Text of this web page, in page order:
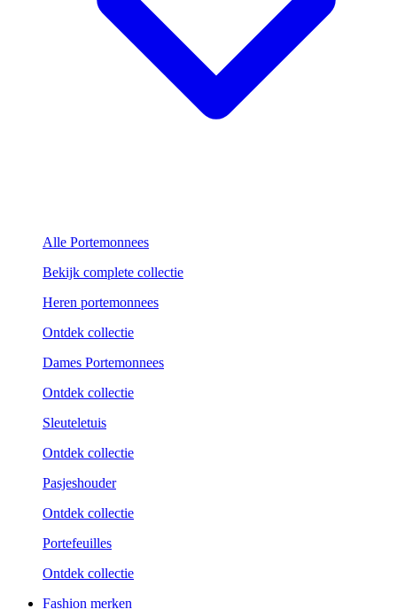
Alle Portemonnees
Bekijk complete collectie
Heren portemonnees
Ontdek collectie
Dames Portemonnees
Ontdek collectie
Sleuteletuis
Ontdek collectie
Pasjeshouder
Ontdek collectie
Portefeuilles
Ontdek collectie
Fashion merken